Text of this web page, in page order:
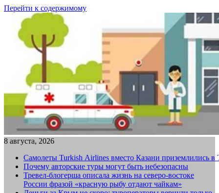
Перейти к содержимому
8 августа, 2026
Самолеты Turkish Airlines вместо Казани приземлились в
Почему авторские туры могут быть небезопасны
Тревел-блогерша описала жизнь на северо-востоке
России фразой «красную рыбу отдают чайкам»